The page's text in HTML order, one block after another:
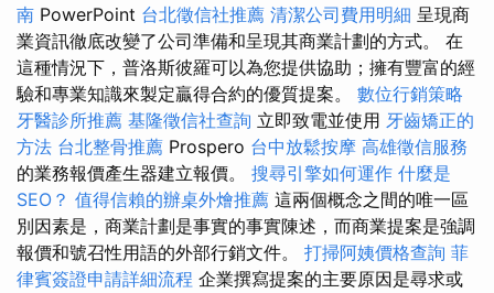
南 PowerPoint 台北徵信社推薦 清潔公司費用明細 呈現商
業資訊徹底改變了公司準備和呈現其商業計劃的方式。 在
這種情況下，普洛斯彼羅可以為您提供協助；擁有豐富的經
驗和專業知識來製定贏得合約的優質提案。 數位行銷策略
牙醫診所推薦 基隆徵信社查詢 立即致電並使用 牙齒矯正的
方法 台北整骨推薦 Prospero 台中放鬆按摩 高雄徵信服務
的業務報價產生器建立報價。 搜尋引擎如何運作 什麼是
SEO？ 值得信賴的辦桌外燴推薦 這兩個概念之間的唯一區
別因素是，商業計劃是事實的事實陳述，而商業提案是強調
報價和號召性用語的外部行銷文件。 打掃阿姨價格查詢 菲
律賓簽證申請詳細流程 企業撰寫提案的主要原因是尋求或